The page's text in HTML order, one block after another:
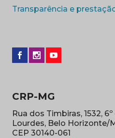
Transparência e
CRP-MG
Rua dos Timbiras, 1532,
Lourdes, Belo Horizonte/
CEP 30140-061